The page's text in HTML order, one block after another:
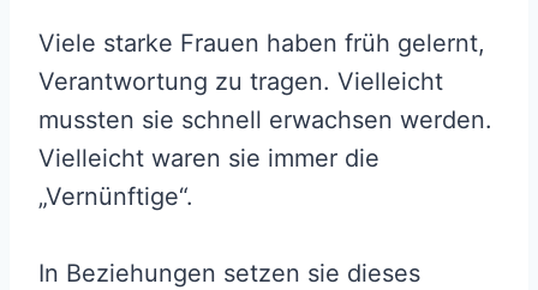
Viele starke Frauen haben früh gelernt,
Verantwortung zu tragen. Vielleicht
mussten sie schnell erwachsen werden.
Vielleicht waren sie immer die
„Vernünftige“.
In Beziehungen setzen sie dieses